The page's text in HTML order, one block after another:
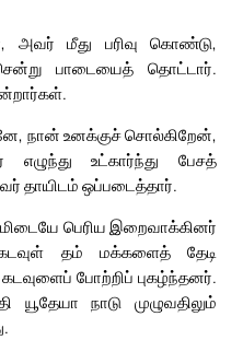
மீது பரிவு கொண்டு,
பாடையைத் தொட்டார்.
நான் உனக்குச் சொல்கிறேன்,
எழுந்து உட்கார்ந்து பேசத்
தாயிடம் ஒப்படைத்தார்.
பெரிய இறைவாக்கினர்
கடவுள் தம் மக்களைத் தேடி
போற்றிப் புகழ்ந்தனர்.
நாடு முழுவதிலும்